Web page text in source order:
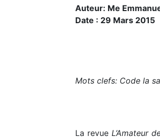
Auteur: Me
Date : 29 Mars 2015
Mots clefs: Code la
La revue L’Amateur